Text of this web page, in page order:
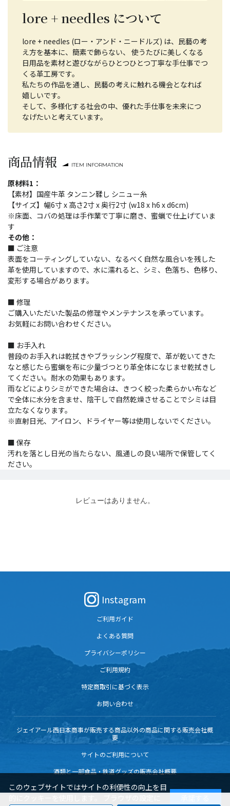
lore + needles について
lore + needles (ロー・アンド・ニードルズ) は、民藝の考
え方を基本に、簡素で飾らない、 使うたびに美しくなる
日用品を素材と遊びながらひとつひとつ丁寧な手仕事でつ
くる革工房です。
私たちの作品を通し、民藝の考えに触れる機会となれば
嬉しいです。
そして、多様化する社会の中、優れた手仕事を未来につ
なげたいと考えています。
商品情報 ITEM INFORMATION
原材料1：
【素材】国産牛革 タンニン鞣し シニュー糸
【サイズ】幅6寸 x 高さ2寸 x 奥行2寸 (w18 x h6 x d6cm)
※床面、コバの処理は手作業で丁寧に磨き、蜜蝋で仕上げていま
す
その他：
■ ご注意
表面をコーティングしていない、なるべく自然な風合いを残した
革を使用していますので、水に濡れると、シミ、色落ち、色移り、
変形する場合があります。
■ 修理
ご購入いただいた製品の修理やメンテナンスを承っています。
お気軽にお問い合わせください。
■ お手入れ
普段のお手入れは乾拭きやブラッシング程度で、革が乾いてきた
なと感じたら蜜蝋を布に少量づつとり革全体になじませ乾拭きし
てください。耐水の効果もあります。
雨などによりシミができた場合は、きつく絞った柔らかい布など
で全体に水分を含ませ、陰干しで自然乾燥させることでシミは目
立たなくなります。
※直射日光、アイロン、ドライヤー等は使用しないでください。
■ 保存
汚れを落とし日光の当たらない、風通しの良い場所で保管してく
ださい。
レビューはありません。
Instagram
ご利用ガイド
よくある質問
プライバシーポリシー
ご利用規約
特定商取引に基づく表示
お問い合わせ
ジェイアール西日本商事が販売する商品以外の商品に関する販売会社概
要
サイトのご利用について
酒類と一部食品・鉄道グッズの販売会社概要
このウェブサイトではサイトの利便性の向上を目
的にクッキーを使用します。 ブラウザの設定に